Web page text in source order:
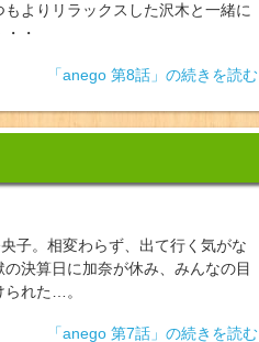
よりリラックスした沢木と一緒に
・
「anego 第8話」の続きを読む
子。相変わらず、出て行く気がな
決算日に加奈が休み、みんなの目
られた…。
「anego 第7話」の続きを読む